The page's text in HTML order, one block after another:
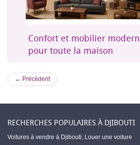
Confort et mobilier
pour toute la maison
← Précédent
RECHERCHES POPULAIRES À DJIBOUTI
Voitures à vendre à Djibouti, Louer une voiture